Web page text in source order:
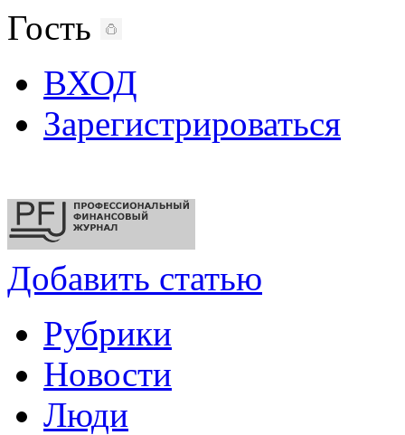
Гость
ВХОД
Зарегистрироваться
Добавить статью
Рубрики
Новости
Люди